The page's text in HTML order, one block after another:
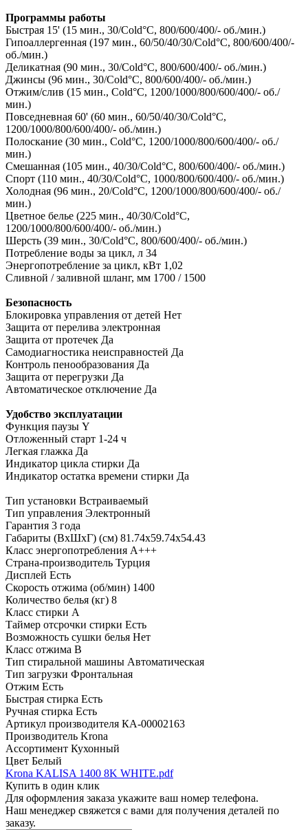
Программы работы
Быстрая 15' (15 мин., 30/Cold°C, 800/600/400/- об./мин.)
Гипоаллергенная (197 мин., 60/50/40/30/Cold°C, 800/600/400/-
об./мин.)
Деликатная (90 мин., 30/Cold°C, 800/600/400/- об./мин.)
Джинсы (96 мин., 30/Cold°C, 800/600/400/- об./мин.)
Отжим/слив (15 мин., Cold°C, 1200/1000/800/600/400/- об./
мин.)
Повседневная 60' (60 мин., 60/50/40/30/Cold°C,
1200/1000/800/600/400/- об./мин.)
Полоскание (30 мин., Cold°C, 1200/1000/800/600/400/- об./
мин.)
Смешанная (105 мин., 40/30/Cold°C, 800/600/400/- об./мин.)
Спорт (110 мин., 40/30/Cold°C, 1000/800/600/400/- об./мин.)
Холодная (96 мин., 20/Cold°C, 1200/1000/800/600/400/- об./
мин.)
Цветное белье (225 мин., 40/30/Cold°C,
1200/1000/800/600/400/- об./мин.)
Шерсть (39 мин., 30/Cold°C, 800/600/400/- об./мин.)
Потребление воды за цикл, л 34
Энергопотребление за цикл, кВт 1,02
Сливной / заливной шланг, мм 1700 / 1500
Безопасность
Блокировка управления от детей Нет
Защита от перелива электронная
Защита от протечек Да
Самодиагностика неисправностей Да
Контроль пенообразования Да
Защита от перегрузки Да
Автоматическое отключение Да
Удобство эксплуатации
Функция паузы Y
Отложенный старт 1-24 ч
Легкая глажка Да
Индикатор цикла стирки Да
Индикатор остатка времени стирки Да
Тип установки Встраиваемый
Тип управления Электронный
Гарантия 3 года
Габариты (ВхШхГ) (см) 81.74х59.74х54.43
Класс энергопотребления A+++
Страна-производитель Турция
Дисплей Есть
Скорость отжима (об/мин) 1400
Количество белья (кг) 8
Класс стирки A
Таймер отсрочки стирки Есть
Возможность сушки белья Нет
Класс отжима B
Тип стиральной машины Автоматическая
Тип загрузки Фронтальная
Отжим Есть
Быстрая стирка Есть
Ручная стирка Есть
Артикул производителя КА-00002163
Производитель Krona
Ассортимент Кухонный
Цвет Белый
Krona KALISA 1400 8K WHITE.pdf
Купить в один клик
Для оформления заказа укажите ваш номер телефона.
Наш менеджер свяжется с вами для получения деталей по
заказу.